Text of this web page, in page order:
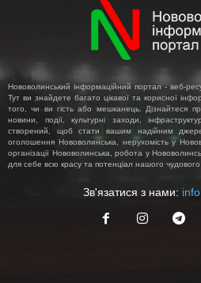
Нововолинський інформаційний портал - веб-
Тут ви знайдете багато цікавої та корисної
того, чи ви гість або мешканець. Дізнайтеся про
новини, події, культурні заходи,
створений, щоб стати вашим надійним
оголошення Нововолинська, нерухомість у
організації Нововолинська, робота у
для себе всю красу та потенціал нашого чудового
Зв'язатися з нами: